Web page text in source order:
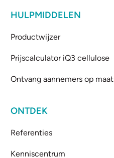
HULPMIDDELEN
Productwijzer
Prijscalculator iQ3 cellulose
Ontvang aannemers op maat
ONTDEK
Referenties
Kenniscentrum